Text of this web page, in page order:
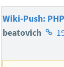
Wiki-Push: PHP
beatovich